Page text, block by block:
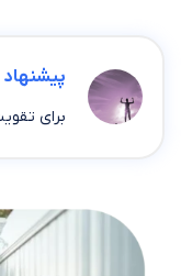
برای